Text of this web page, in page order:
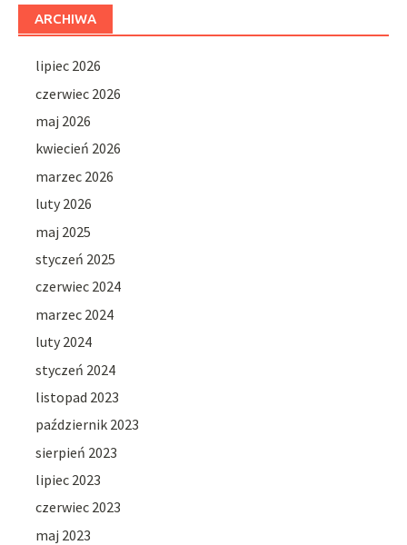
ARCHIWA
lipiec 2026
czerwiec 2026
maj 2026
kwiecień 2026
marzec 2026
luty 2026
maj 2025
styczeń 2025
czerwiec 2024
marzec 2024
luty 2024
styczeń 2024
listopad 2023
październik 2023
sierpień 2023
lipiec 2023
czerwiec 2023
maj 2023